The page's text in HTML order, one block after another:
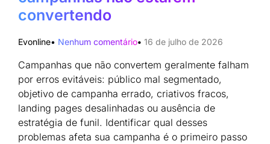
convertendo
Evonline 16 de julho de 2026
Nenhum comentário
Campanhas que não convertem geralmente falham
por erros evitáveis: público mal segmentado,
objetivo de campanha errado, criativos fracos,
landing pages desalinhadas ou ausência de
estratégia de funil. Identificar qual desses
problemas afeta sua campanha é o primeiro passo